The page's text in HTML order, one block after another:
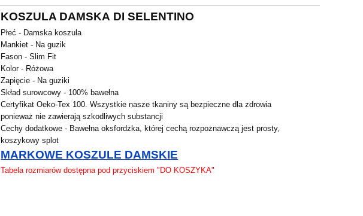
KOSZULA DAMSKA DI SELENTINO
Płeć - Damska koszula
Mankiet - Na guzik
Fason - Slim Fit
Kolor - Różowa
Zapięcie - Na guziki
Skład surowcowy - 100% bawełna
Certyfikat Oeko-Tex 100. Wszystkie nasze tkaniny są bezpieczne dla zdrowia
ponieważ nie zawierają szkodliwych substancji
Cechy dodatkowe - Bawełna oksfordzka, której cechą rozpoznawczą jest prosty,
koszykowy splot
MARKOWE KOSZULE DAMSKIE
Tabela rozmiarów dostępna pod przyciskiem "DO KOSZYKA"